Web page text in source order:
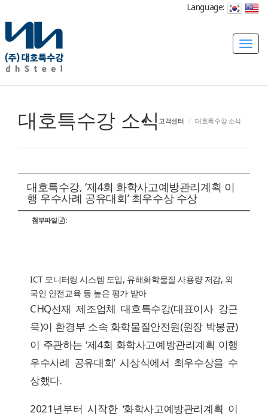
Language:
T
g
t
고객센터 대호특수강 소식
대호특수강 소식
대호특수강, ‘제4회 화학사고예방관리계획 이
행 우수사례 공유대회’ 최우수상 수상
첨부파일 :
ICT 모니터링 시스템 도입, 유해화학물질 사용량 저감, 외
국인 안전교육 등 높은 평가 받아
CHQ선재 제조업체 대호특수강(대표이사 강근
욱)이 환경부 소속 화학물질안전원(원장 박봉균)
이 주관하는 ‘제4회 화학사고예방관리계획 이행
우수사례 공유대회’ 시상식에서 최우수상을 수
상했다.
2021년부터 시작한 ‘화학사고예방관리계획 이